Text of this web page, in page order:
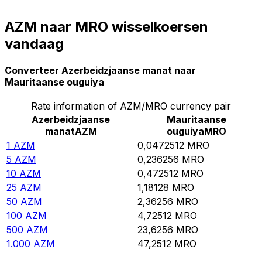
AZM naar MRO wisselkoersen
vandaag
Converteer Azerbeidzjaanse manat naar
Mauritaanse ouguiya
Rate information of AZM/MRO currency pair
Azerbeidzjaanse
manatAZM
Mauritaanse
ouguiyaMRO
1 AZM 0,0472512 MRO
5 AZM 0,236256 MRO
10 AZM 0,472512 MRO
25 AZM 1,18128 MRO
50 AZM 2,36256 MRO
100 AZM 4,72512 MRO
500 AZM 23,6256 MRO
1.000 AZM 47,2512 MRO